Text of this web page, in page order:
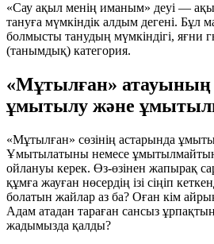
«Сау ақыл менің иманым» деуі —
тануға мүмкіндік алдым дегені. Бұл
болмысты танудың мүмкіндігі, яғни
(танымдық) категория.
«Мұтылған» атауының
ұмытылу және
«Мұтылған» сөзінің астарында
Ұмытылатыны немесе
ойлануы керек. Өз-өзінен жапырақ
құмға жауған нөсердің ізі сіңіп
болатын жайлар аз ба? Оған кім
Адам атадан тараған сансыз ұрпақтың
жадымызда қалды?